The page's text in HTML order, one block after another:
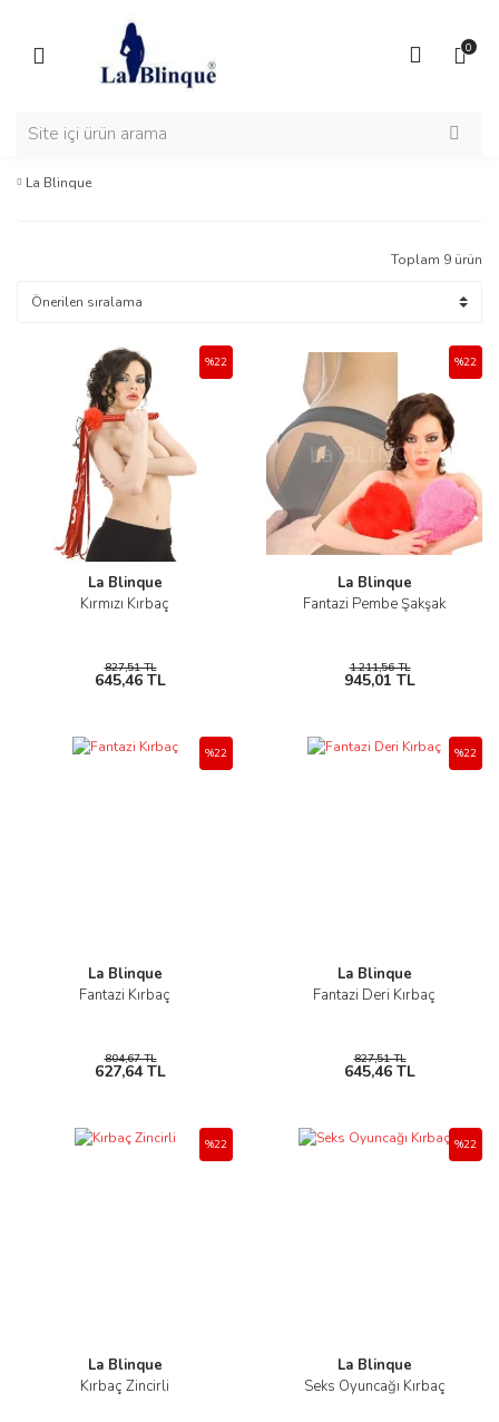
0
La Blinque
Toplam 9 ürün
La Blinque
Kırmızı Kırbaç
%22
827,51 TL
645,46 TL
La Blinque
Fantazi Pembe Şakşak
%22
1.211,56 TL
945,01 TL
La Blinque
Fantazi Kırbaç
%22
804,67 TL
627,64 TL
La Blinque
Fantazi Deri Kırbaç
%22
827,51 TL
645,46 TL
La Blinque
Kırbaç Zincirli
%22
La Blinque
Seks Oyuncağı Kırbaç
%22